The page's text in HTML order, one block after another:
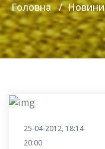
Головна Новини
25-04-2012, 18:14
20:00